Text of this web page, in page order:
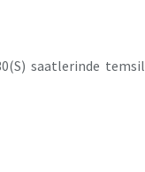
saatlerinde temsil